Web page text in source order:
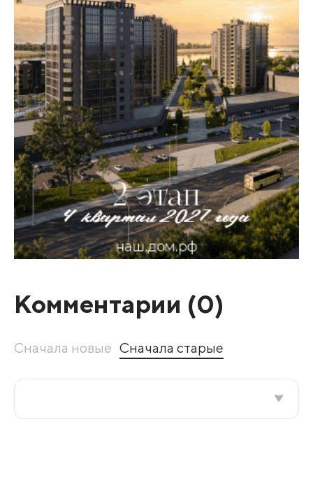
Комментарии (0)
Сначала новые Сначала старые